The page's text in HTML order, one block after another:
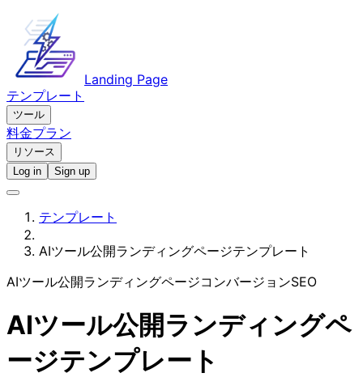
Landing Page
テンプレート
ツール
料金プラン
リソース
Log in
Sign up
テンプレート
AIツール公開ランディングページテンプレート
AIツール公開ランディングページコンバージョンSEO
AIツール公開ランディングペ
ージテンプレート